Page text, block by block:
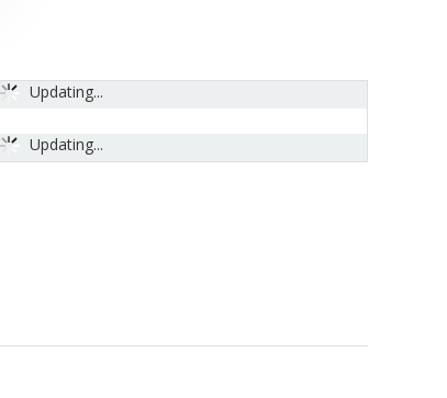
Updating...
Updating...